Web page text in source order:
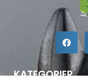
KATEGORIER